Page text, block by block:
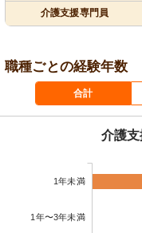
介護支援専門員
職種ごとの経験年数
合計
介護
1年未満
1年〜3年未満